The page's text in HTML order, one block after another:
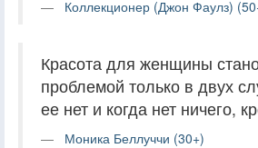
Коллекционер (Джон Фаулз)
Красота для женщины
проблемой только в двух
ее нет и когда нет ничего,
Моника Беллуччи (30+)